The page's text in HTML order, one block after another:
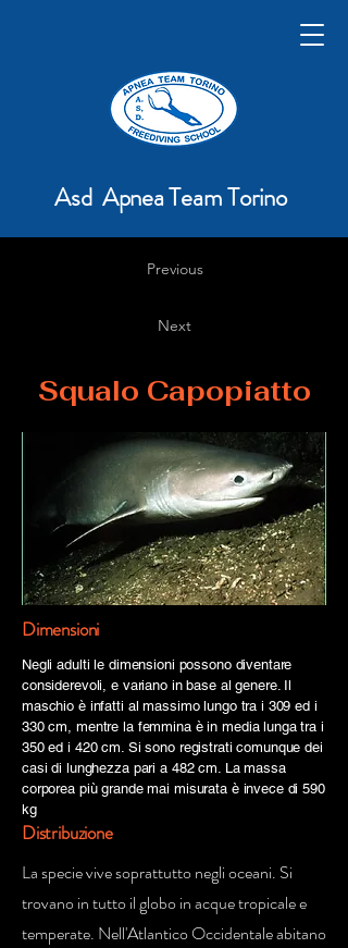
Asd Apnea Team Torino
Previous
Next
Squalo Capopiatto
Dimensioni
Negli adulti le dimensioni possono diventare
considerevoli, e variano in base al genere. Il
maschio è infatti al massimo lungo tra i 309 ed i
330 cm, mentre la femmina è in media lunga tra i
350 ed i 420 cm. Si sono registrati comunque dei
casi di lunghezza pari a 482 cm. La massa
corporea più grande mai misurata è invece di 590
kg
Distribuzione
La specie vive soprattutto negli oceani. Si
trovano in tutto il globo in acque tropicale e
temperate. Nell'Atlantico Occidentale abitano